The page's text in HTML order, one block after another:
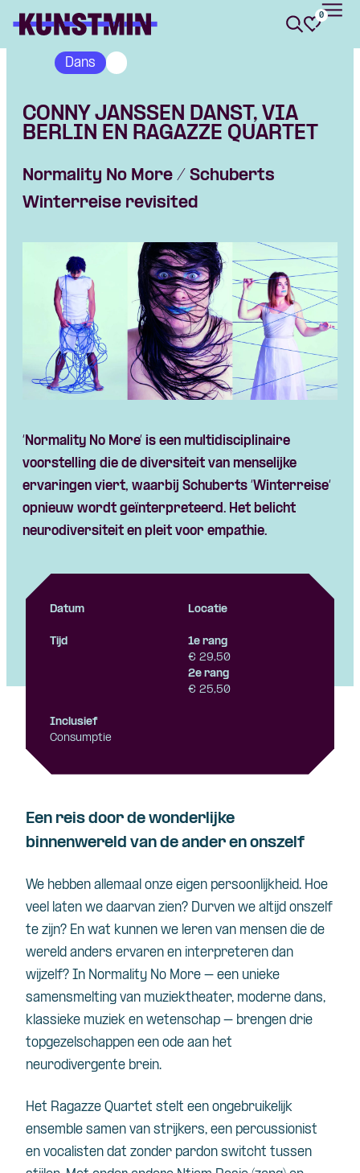
Skip navigatie
0
Dans
CONNY JANSSEN DANST, VIA
BERLIN EN RAGAZZE QUARTET
Normality No More / Schuberts
Winterreise revisited
‘ Normality No More’ is een multidisciplinaire
voorstelling die de diversiteit van menselijke
ervaringen viert, waarbij Schuberts ‘Winterreise‘
opnieuw wordt geïnterpreteerd. Het belicht
neurodiversiteit en pleit voor empathie.
Datum Locatie
Tijd
1e rang
€ 29,50
2e rang
€ 25,50
Inclusief
Consumptie
Een reis door de wonderlijke
binnenwereld van de ander en onszelf
We hebben allemaal onze eigen persoonlijkheid. Hoe
veel laten we daarvan zien? Durven we altijd onszelf
te zijn? En wat kunnen we leren van mensen die de
wereld anders ervaren en interpreteren dan
wijzelf? In Normality No More – een unieke
samensmelting van muziektheater, moderne dans,
klassieke muziek en wetenschap – brengen drie
topgezelschappen een ode aan het
neurodivergente brein.
Het Ragazze Quartet stelt een ongebruikelijk
ensemble samen van strijkers, een percussionist
en vocalisten dat zonder pardon switcht tussen